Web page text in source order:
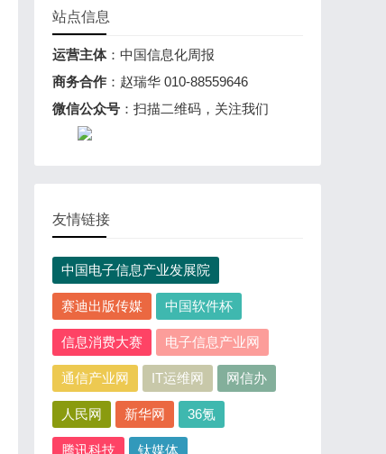
站点信息
运营主体：中国信息化周报
商务合作 ：赵瑞华 010-88559646
微信公众号 ：扫描二维码，关注我们
友情链接
中国电子信息产业发展院
赛迪出版传媒 中国软件杯
信息消费大赛 电子信息产业网
通信产业网 IT运维网 网信办
人民网 新华网 36氪
腾讯科技 钛媒体